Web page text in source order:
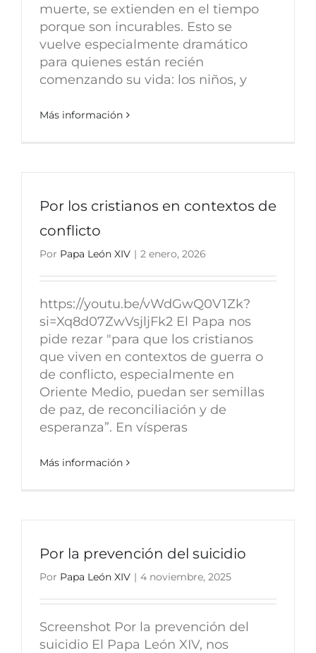
muerte, se extienden en el tiempo
porque son incurables. Esto se
vuelve especialmente dramático
para quienes están recién
comenzando su vida: los niños, y
Más información
Por los cristianos en contextos de
conflicto
Por Papa León XIV | 2 enero, 2026
https://youtu.be/vWdGwQ0V1Zk?
si=Xq8d07ZwVsjljFk2 El Papa nos
pide rezar "para que los cristianos
que viven en contextos de guerra o
de conflicto, especialmente en
Oriente Medio, puedan ser semillas
de paz, de reconciliación y de
esperanza”. En vísperas
Más información
Por la prevención del suicidio
Por Papa León XIV | 4 noviembre, 2025
Screenshot Por la prevención del
suicidio El Papa León XIV, nos